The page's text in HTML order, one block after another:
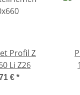
Profil Z
Li Z26
€ *